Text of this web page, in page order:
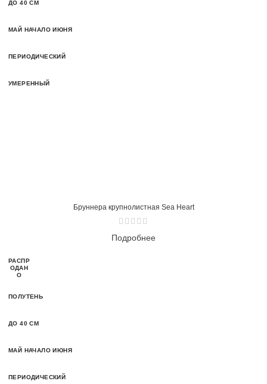
ДО 40 СМ
МАЙ НАЧАЛО ИЮНЯ
ПЕРИОДИЧЕСКИЙ
УМЕРЕННЫЙ
Бруннера крупнолистная Sea Heart
Подробнее
РАСПР
ОДАН
О
ПОЛУТЕНЬ
ДО 40 СМ
МАЙ НАЧАЛО ИЮНЯ
ПЕРИОДИЧЕСКИЙ